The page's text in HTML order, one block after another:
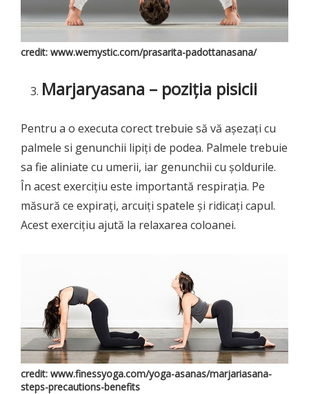
credit: www.wemystic.com/prasarita-padottanasana/
Marjaryasana – poziția pisicii
Pentru a o executa corect trebuie să vă așezați cu
palmele si genunchii lipiți de podea. Palmele trebuie
sa fie aliniate cu umerii, iar genunchii cu șoldurile.
În acest exercițiu este importantă respirația. Pe
măsură ce expirați, arcuiți spatele și ridicați capul.
Acest exercițiu ajută la relaxarea coloanei.
credit: www.finessyoga.com/yoga-asanas/marjariasana-
steps-precautions-benefits